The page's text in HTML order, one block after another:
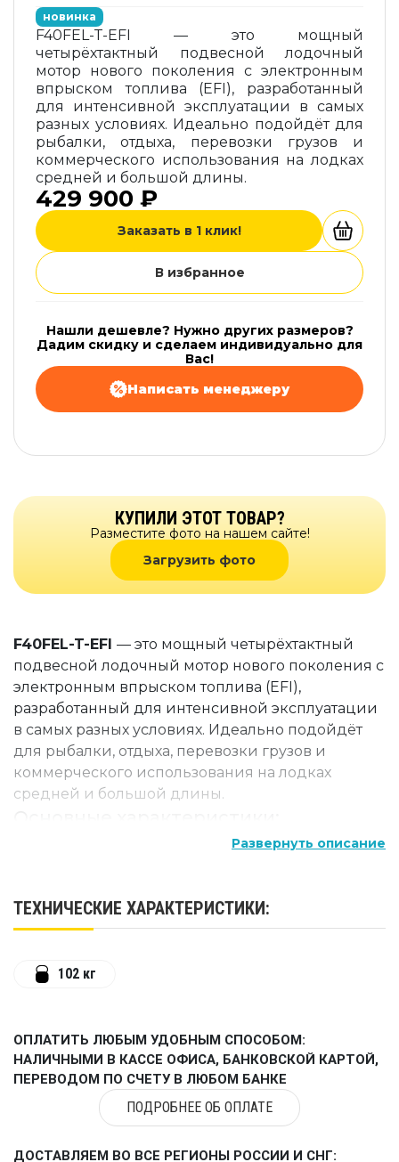
новинка
F40FEL-T-EFI — это мощный
четырёхтактный подвесной лодочный
мотор нового поколения с электронным
впрыском топлива (EFI), разработанный
для интенсивной эксплуатации в самых
разных условиях. Идеально подойдёт для
рыбалки, отдыха, перевозки грузов и
коммерческого использования на лодках
средней и большой длины.
429 900 ₽
Заказать в 1 клик!
В избранное
Нашли дешевле? Нужно других размеров?
Дадим скидку и сделаем индивидуально для
Вас!
Написать менеджеру
КУПИЛИ ЭТОТ ТОВАР?
Разместите фото на нашем сайте!
Загрузить фото
F40FEL-T-EFI — это мощный четырёхтактный
подвесной лодочный мотор нового поколения с
электронным впрыском топлива (EFI),
разработанный для интенсивной эксплуатации
в самых разных условиях. Идеально подойдёт
для рыбалки, отдыха, перевозки грузов и
коммерческого использования на лодках
средней и большой длины.
Мощность: 40 л.с. при 5500 об/мин
Диаметр/ход поршня: 65 x 75 мм
Система управления: дистанционное
Передачи: вперёд / нейтраль / назад
Тип зажигания: CDI-микрокомпьютер
Макс. обороты: 5000–6000 об/мин
Развернуть описание
ТЕХНИЧЕСКИЕ ХАРАКТЕРИСТИКИ:
102 кг
ОПЛАТИТЬ ЛЮБЫМ УДОБНЫМ СПОСОБОМ:
НАЛИЧНЫМИ В КАССЕ ОФИСА, БАНКОВСКОЙ КАРТОЙ,
ПЕРЕВОДОМ ПО СЧЕТУ В ЛЮБОМ БАНКЕ
ПОДРОБНЕЕ ОБ ОПЛАТЕ
ДОСТАВЛЯЕМ ВО ВСЕ РЕГИОНЫ РОССИИ И СНГ: